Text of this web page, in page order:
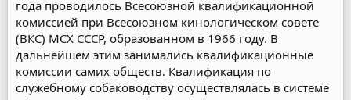
года проводилось Всесоюзной квалификационной
комиссией при Всесоюзном кинологическом совете
(ВКС) МСХ СССР, образованном в 1966 году. В
дальнейшем этим занимались квалификационные
комиссии самих обществ. Квалификация по
служебному собаководству осуществлялась в системе